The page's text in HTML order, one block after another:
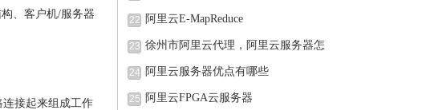
、客户机/服务器
接起来组成工作
22 阿里云E-MapReduce
23 徐州市阿里云代理，阿里云服务器怎
24 阿里云服务器优点有哪些
25 阿里云FPGA云服务器